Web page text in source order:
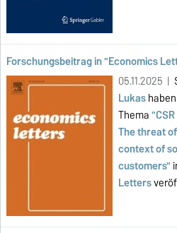
Forschungsbeitrag in "Economics
05.11.2025 |
Lukas
Thema
The threat
context of
customers"
Letters